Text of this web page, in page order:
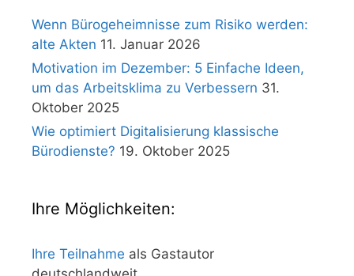
Wenn Bürogeheimnisse zum Risiko werden:
alte Akten 11. Januar 2026
Motivation im Dezember: 5 Einfache Ideen,
um das Arbeitsklima zu Verbessern 31.
Oktober 2025
Wie optimiert Digitalisierung klassische
Bürodienste? 19. Oktober 2025
Ihre Möglichkeiten:
Ihre Teilnahme als Gastautor